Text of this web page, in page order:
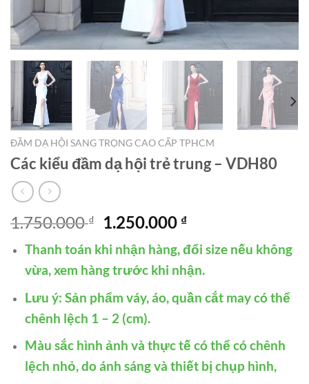
ĐẦM DẠ HỘI SANG TRỌNG CAO CẤP TPHCM
Các kiểu đầm dạ hội trẻ trung – VDH80
1.750.000₫
Giá
là:
1.750.000 ₫.
1.250.000 ₫Giá
tại
là:
1.250.000 ₫.
Thanh toán khi nhận hàng, đổi size nếu không
vừa, xem hàng trước khi nhận.
Lưu ý: Sản phẩm váy, áo, quần cắt may có thể
chênh lệch 1 – 2 (cm).
Màu sắc hình ảnh và thực tế có thể có chênh
lệch nhỏ, do ánh sáng và thiết bị chụp hình,